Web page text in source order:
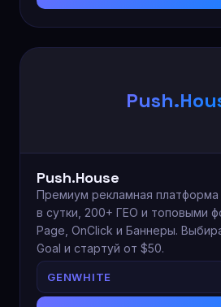
Push.House
Премиум рекламная платформа
в сутки, 200+ ГЕО и топовыми
Page, OnClick и Баннеры.
Goal и стартуй от $50.
GENWHITE